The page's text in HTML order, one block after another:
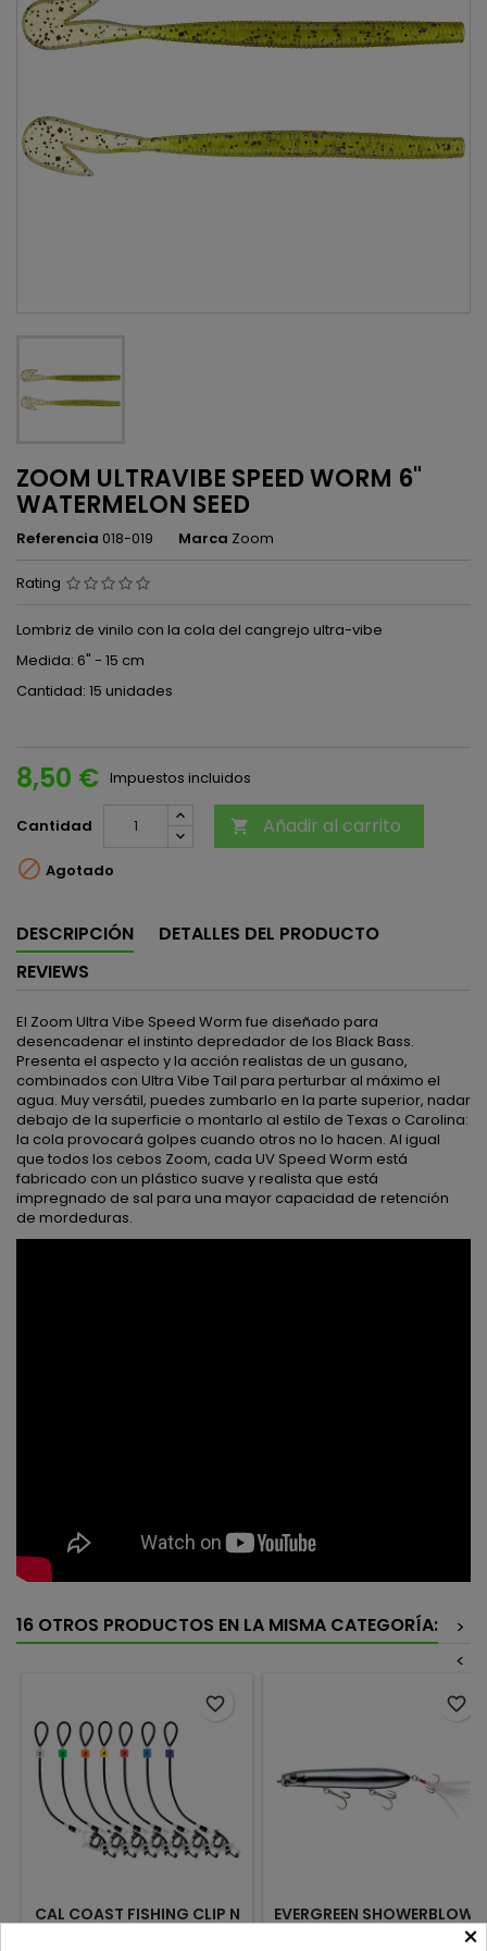
ZOOM ULTRAVIBE SPEED WORM 6"
WATERMELON SEED
Referencia 018-019 Marca Zoom
Rating
Lombriz de vinilo con la cola del cangrejo ultra-vibe
Medida: 6" - 15 cm
Cantidad: 15 unidades
8,50 € Impuestos incluidos
Cantidad  Añadir al carrito
 Agotado
DESCRIPCIÓN
DETALLES DEL PRODUCTO
REVIEWS
El Zoom Ultra Vibe Speed ​​Worm fue diseñado para
desencadenar el instinto depredador de los Black Bass.
Presenta el aspecto y la acción realistas de un gusano,
combinados con Ultra Vibe Tail para perturbar al máximo el
agua. Muy versátil, puedes zumbarlo en la parte superior, nadar
debajo de la superficie o montarlo al estilo de Texas o Carolina:
la cola provocará golpes cuando otros no lo hacen. Al igual
que todos los cebos Zoom, cada UV Speed ​​Worm está
fabricado con un plástico suave y realista que está
impregnado de sal para una mayor capacidad de retención
de mordeduras.
16 OTROS PRODUCTOS EN LA MISMA CATEGORÍA:
>
<
CAL COAST FISHING CLIP N
CULL 2.0 MARCADORES
favorite_border
EVERGREEN SHOWERBLOWS
SHORTY FULL METAL 088
favorite_border
×